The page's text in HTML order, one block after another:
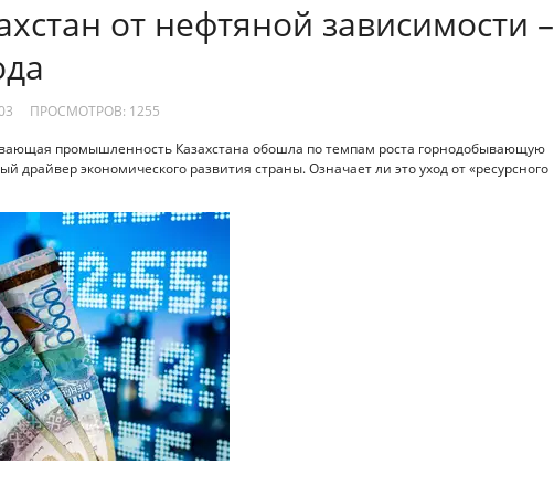
от нефтяной зависимости –
ПРОСМОТРОВ: 1255
промышленность Казахстана обошла по темпам роста горнодобывающую
драйвер экономического развития страны. Означает ли это уход от «ресурсного